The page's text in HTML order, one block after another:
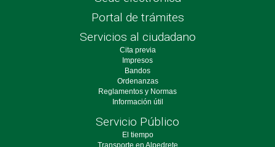
Portal de trámites
Servicios al ciudadano
Cita previa
Impresos
Bandos
Ordenanzas
Reglamentos y Normas
Información útil
Servicio Público
El tiempo
Transporte en Alpedrete